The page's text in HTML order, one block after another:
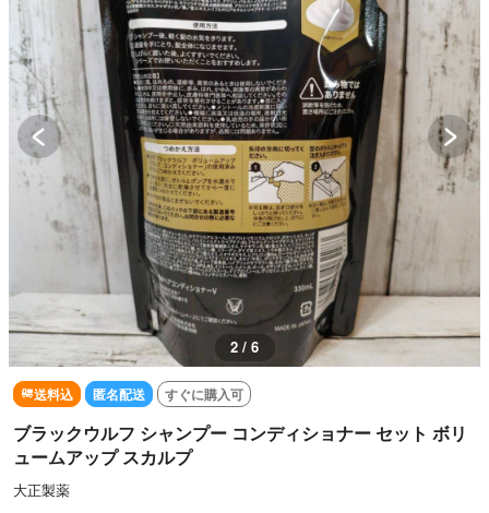
2 / 6
送料込 匿名配送 すぐに購入可
ブラックウルフ シャンプー コンディショナー セット ボリ
ュームアップ スカルプ
大正製薬